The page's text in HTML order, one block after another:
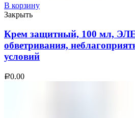
В корзину
Закрыть
Крем защитный, 100 мл,
обветривания,
условий
Р0.00